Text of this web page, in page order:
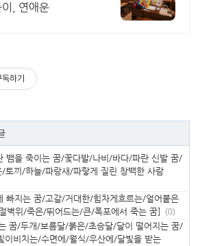
, 연애운
하기
뱀을 죽이는 꿈/꽃다발/나비/바다/파란 신발 꿈/
토끼/하늘/파랑새/파랗게 질린 창백한 사람
빠지는 꿈/고갈/거대한/힘차게흐르는/얼어붙은
벽위/죽은/뛰어드는/큰/폭포에서 죽는 꿈] (0)
꿈/두개/보름달/붉은/초승달/달이 떨어지는 꿈/
이비치는/수면에/월식/우산에/달빛을 받는